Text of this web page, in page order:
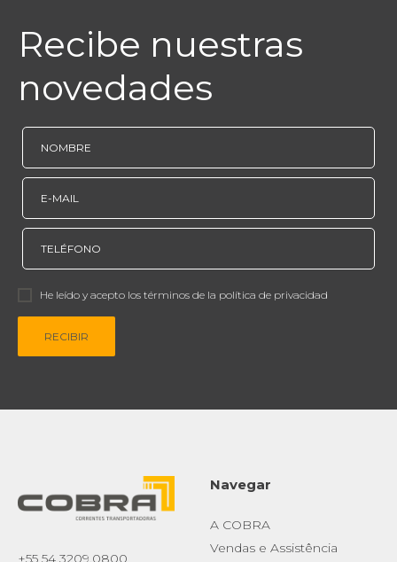
Recibe nuestras
novedades
He leído y acepto los términos de la política de privacidad
RECIBIR
+55 54 3209.0800
Navegar
A COBRA
Vendas e Assistência